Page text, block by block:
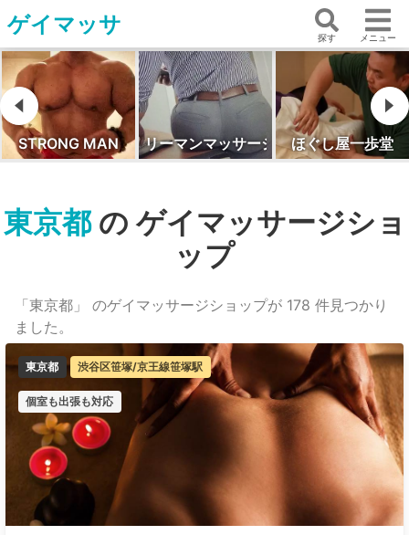
ゲイマッサ
探す メニュー
リーマンマッサージ ほぐし屋一歩堂 メンズエース
東京都の ゲイマッサージショ
ップ
「東京都」 のゲイマッサージショップが 178 件見つかり
ました。
東京都 渋谷区笹塚/京王線笹塚駅
個室も出張も対応